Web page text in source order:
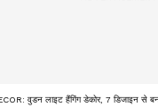
वुडन लाइट हैंगिंग डेकोर, 7 डिजाइन से